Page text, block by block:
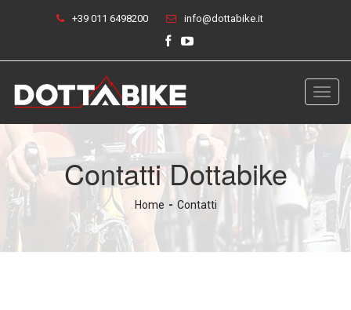
+39 011 6498200 info@dottabike.it
Contatti Dottabike
Home Contatti